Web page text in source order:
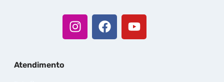
Atendimento